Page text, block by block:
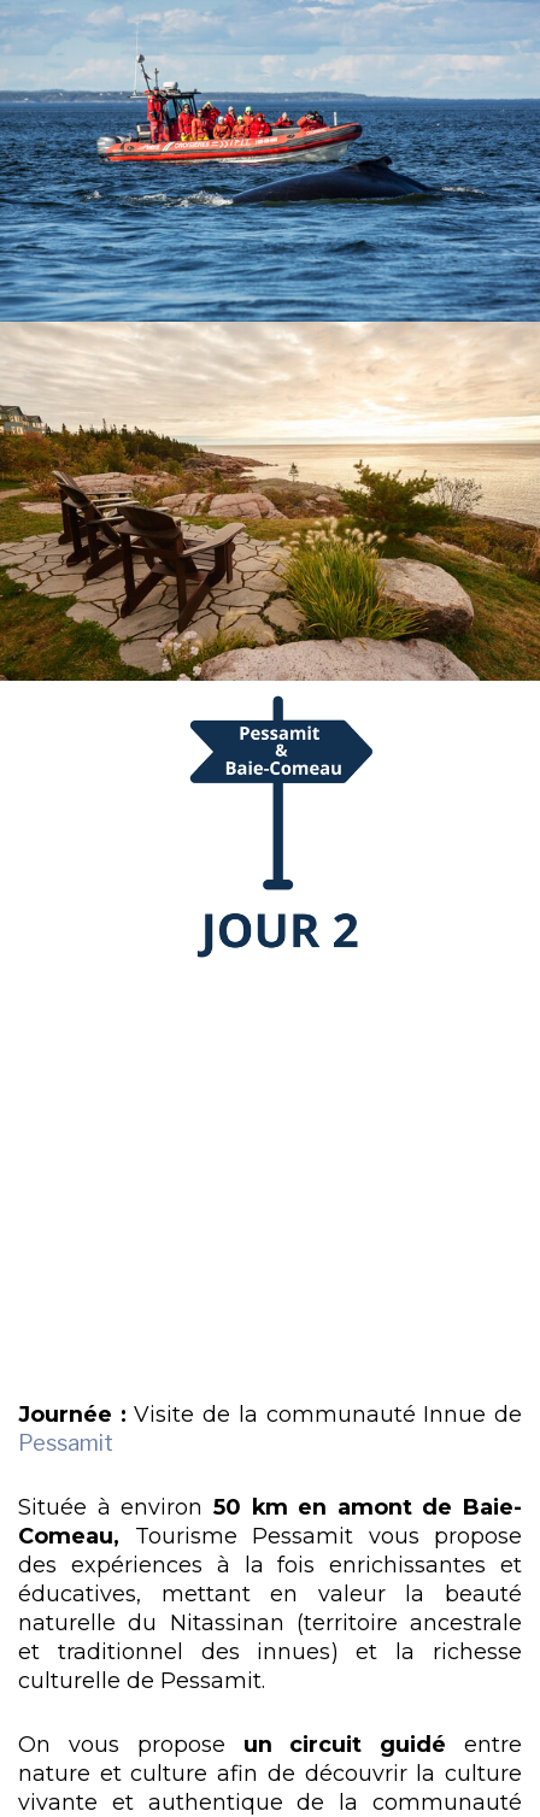
Journée : Visite de la communauté Innue de
Pessamit
Située à environ 50 km en amont de Baie-
Comeau, Tourisme Pessamit vous propose
des expériences à la fois enrichissantes et
éducatives, mettant en valeur la beauté
naturelle du Nitassinan (territoire ancestrale
et traditionnel des innues) et la richesse
culturelle de Pessamit.
On vous propose un circuit guidé entre
nature et culture afin de découvrir la culture
vivante et authentique de la communauté